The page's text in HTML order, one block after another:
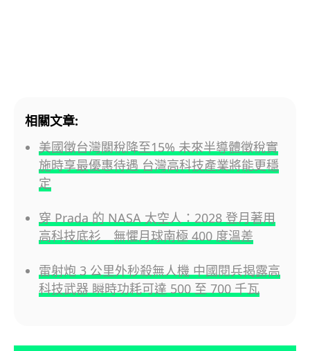
相關文章:
美國徵台灣關稅降至15% 未來半導體徵稅實
施時享最優惠待遇 台灣高科技產業將能更穩
定
穿 Prada 的 NASA 太空人：2028 登月著用
高科技底衫 無懼月球南極 400 度溫差
雷射炮 3 公里外秒殺無人機 中國閱兵揭露高
科技武器 瞬時功耗可達 500 至 700 千瓦